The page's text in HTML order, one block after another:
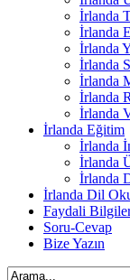
İrlanda
İrlanda
İrlanda
İrlanda
İrlanda
İrlanda
İrlanda
İrlanda Eğitim
İrlanda
İrlanda
İrlanda
İrlanda Dil
Faydali
Soru-Cevap
Bize Yazın